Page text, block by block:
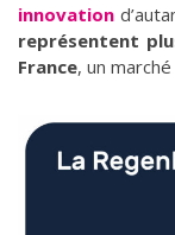
innovation
représentent
France, un